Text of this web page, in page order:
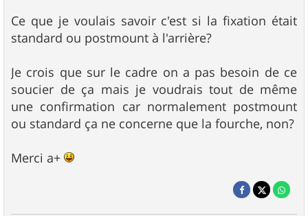
Ce que je voulais savoir c'est si la fixation était
standard ou postmount à l'arrière?
Je crois que sur le cadre on a pas besoin de ce
soucier de ça mais je voudrais tout de même
une confirmation car normalement postmount
ou standard ça ne concerne que la fourche, non?
Merci a+